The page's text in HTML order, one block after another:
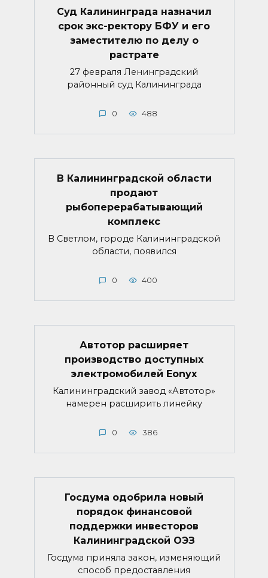
Суд Калининграда назначил
срок экс-ректору БФУ и его
заместителю по делу о
растрате
27 февраля Ленинградский
районный суд Калининграда
0 488
В Калининградской области
продают
рыбоперерабатывающий
комплекс
В Светлом, городе Калининградской
области, появился
0 400
Автотор расширяет
производство доступных
электромобилей Eonyx
Калининградский завод «Автотор»
намерен расширить линейку
0 386
Госдума одобрила новый
порядок финансовой
поддержки инвесторов
Калининградской ОЭЗ
Госдума приняла закон, изменяющий
способ предоставления